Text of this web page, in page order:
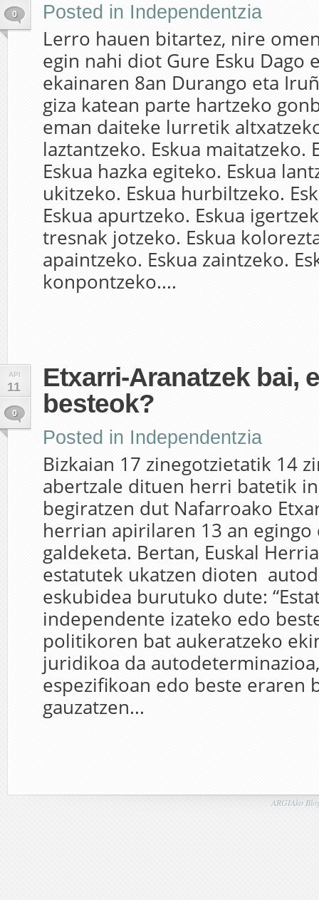
0 Posted in Independentzia
Lerro hauen bitartez, nire
egin nahi diot Gure Esku Dago
ekainaren 8an Durango eta
giza katean parte hartzeko
eman daiteke lurretik
laztantzeko. Eskua maitatzeko.
Eskua hazka egiteko. Eskua
ukitzeko. Eskua hurbiltzeko.
Eskua apurtzeko. Eskua
tresnak jotzeko. Eskua
apaintzeko. Eskua zaintzeko.
konpontzeko....
API
11
0
Etxarri-Aranatzek bai,
besteok?
Posted in Independentzia
Bizkaian 17 zinegotzietatik 14
abertzale dituen herri batetik
begiratzen dut Nafarroako
herrian apirilaren 13 an
galdeketa. Bertan, Euskal
estatutek ukatzen dioten
eskubidea burutuko dute:
independente izateko edo
politikoren bat aukeratzeko
juridikoa da
espezifikoan edo beste eraren
gauzatzen...
ARGIAko